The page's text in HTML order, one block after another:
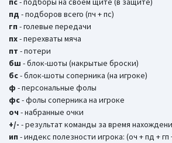
пд - подборов всего (пч + пс)
гп - голевые передачи
пх- перехваты мяча
пт - потери
бш - блок-шоты (накрытые броски)
бc- блок-шоты соперника (на игроке)
ф - персональные фолы
фс- фолы соперника на игроке
оч - набранные очки
+/- - результат команды за время
ип - индекс полезности игрока: (оч + пд +